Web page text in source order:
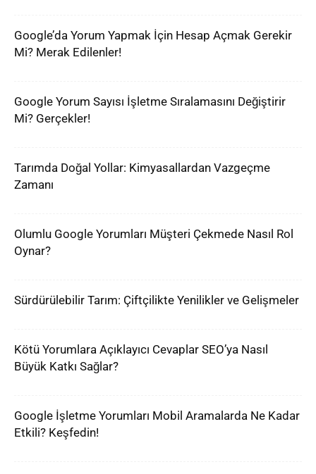
Google’da Yorum Yapmak İçin Hesap Açmak Gerekir
Mi? Merak Edilenler!
Google Yorum Sayısı İşletme Sıralamasını Değiştirir
Mi? Gerçekler!
Tarımda Doğal Yollar: Kimyasallardan Vazgeçme
Zamanı
Olumlu Google Yorumları Müşteri Çekmede Nasıl Rol
Oynar?
Sürdürülebilir Tarım: Çiftçilikte Yenilikler ve Gelişmeler
Kötü Yorumlara Açıklayıcı Cevaplar SEO’ya Nasıl
Büyük Katkı Sağlar?
Google İşletme Yorumları Mobil Aramalarda Ne Kadar
Etkili? Keşfedin!